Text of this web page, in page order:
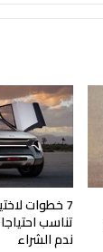
7 خطوات
تناسب
ندم الشراء